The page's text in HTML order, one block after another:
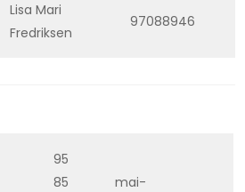
Lisa Mari
Fredriksen
97088946
95
85
mai-